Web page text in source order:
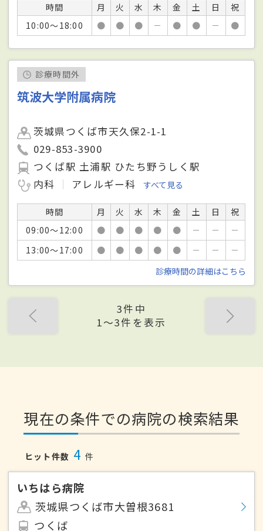
時間 月 火 水 木 金 土 日
祝
10:00～18:00
● ● ● － ● ● － ●
診療時間外
筑波大学附属病院
茨城県つくば市天久保2-1-1
029-853-3900
つくば駅 土浦駅 ひたち野うしく駅
内科
アレルギー科 すべて見る
時間 月 火 水 木 金 土 日
祝
09:00～12:00
● ● ● ● ● － －
－
13:00～17:00
● ● ● ● ● － －
－
診療時間の詳細はこちら
3件中
1〜3件を表示
現在の条件での病院の検索結果
ヒット件数 4 件
いちはら病院
茨城県つくば市大曽根3681
つくば